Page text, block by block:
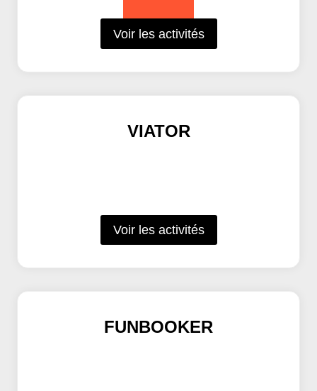
Voir les activités
VIATOR
Voir les activités
FUNBOOKER